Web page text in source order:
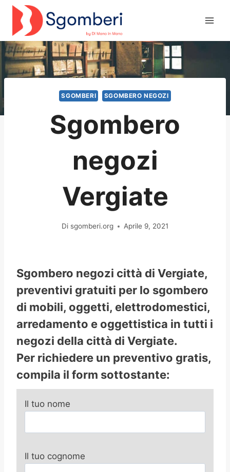
Salta
contenuto
SGOMBERI SGOMBERO NEGOZI
Sgombero
negozi
Vergiate
Di sgomberi.org Aprile 9, 2021
Sgombero negozi città di Vergiate,
preventivi gratuiti per lo sgombero
di mobili, oggetti, elettrodomestici,
arredamento e oggettistica in tutti i
negozi della città di Vergiate.
Per richiedere un preventivo gratis,
compila il form sottostante:
Il tuo nome
Il tuo cognome